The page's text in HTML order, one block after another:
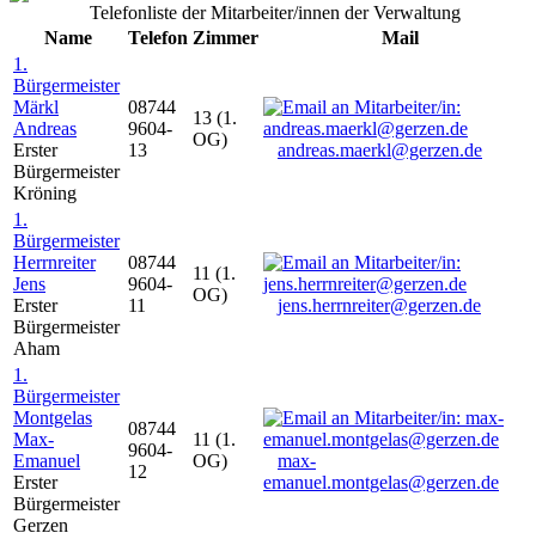
Telefonliste der Mitarbeiter/innen der Verwaltung
Name
Telefon Zimmer
Mail
1.
Bürgermeister
Märkl
Andreas
Erster
Bürgermeister
Kröning
08744
9604-
13
13 (1.
OG)
andreas.maerkl@gerzen.de
1.
Bürgermeister
Herrnreiter
Jens
Erster
Bürgermeister
Aham
08744
9604-
11
11 (1.
OG)
jens.herrnreiter@gerzen.de
1.
Bürgermeister
Montgelas
Max-
Emanuel
Erster
Bürgermeister
Gerzen
08744
9604-
12
11 (1.
OG)
max-
emanuel.montgelas@gerzen.de